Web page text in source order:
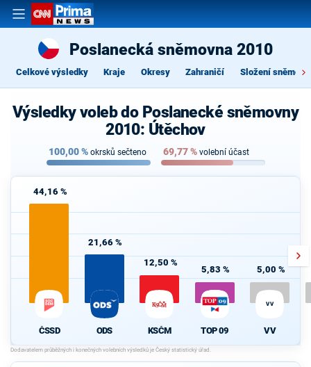
Poslanecká sněmovna 2010
Celkové výsledky Kraje Okresy Zahraničí Složení
Výsledky voleb do Poslanecké sněmovny
2010: Útěchov
100,00% okrsků sečteno 69,77% volební účast
44,16 %
ČSSD
21,66 %
ODS
12,50 %
KSČM
5,83 %
TOP 09
5,00 %
VV
VV